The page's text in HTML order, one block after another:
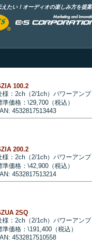
たい！オーディオの楽しみ方を提
100.2
様：2ch（2/1ch）パワーアンプ
準価格：\29,700（税込）
4532817513443
200.2
様：2ch（2/1ch）パワーアンプ
準価格：\42,900（税込）
4532817513214
2SQ
様：2ch（2/1ch）パワーアンプ
準価格：\191,400（税込）
4532817510558